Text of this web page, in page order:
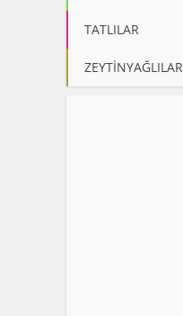
TATLILAR
ZEYTİNYAĞLILAR